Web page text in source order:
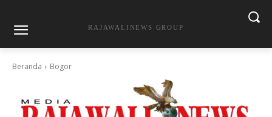
RAJAWALINEWS GROUP
Beranda Bogor